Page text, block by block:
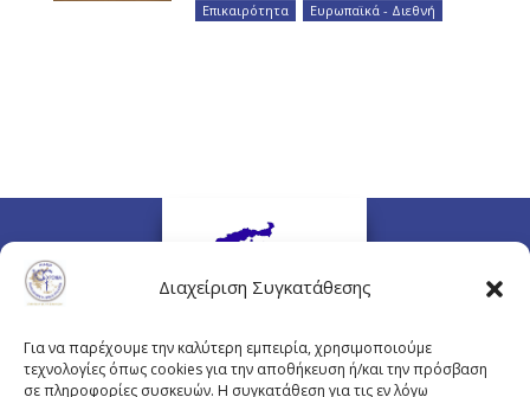
Διαχείριση Συγκατάθεσης
Για να παρέχουμε την καλύτερη εμπειρία, χρησιμοποιούμε
τεχνολογίες όπως cookies για την αποθήκευση ή/και την πρόσβαση
σε πληροφορίες συσκευών. Η συγκατάθεση για τις εν λόγω
Επικαιρότητα Ευρωπαϊκά - Διεθνή